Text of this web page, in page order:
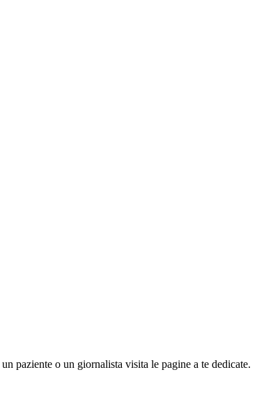
paziente o un giornalista visita le pagine a te dedicate.